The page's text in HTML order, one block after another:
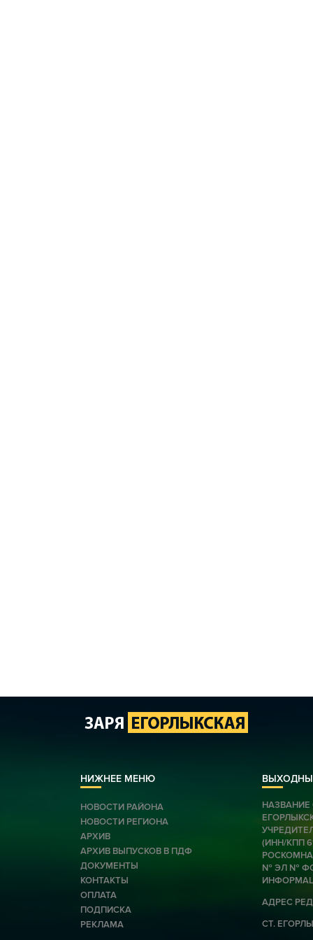
НИЖНЕЕ МЕНЮ
НОВОСТИ РАЙОНА
НОВОСТИ РЕГИОНА
АРХИВ
АРХИВ ВЫПУСКОВ В ПДФ
ДОКУМЕНТЫ
КОНТАКТЫ
ОПЛАТА
ПОДПИСКА
РЕКЛАМА
НАЗВАНИЕ
(ИНН/КПП
№ ЭЛ № ФС
АДРЕС
СТ.